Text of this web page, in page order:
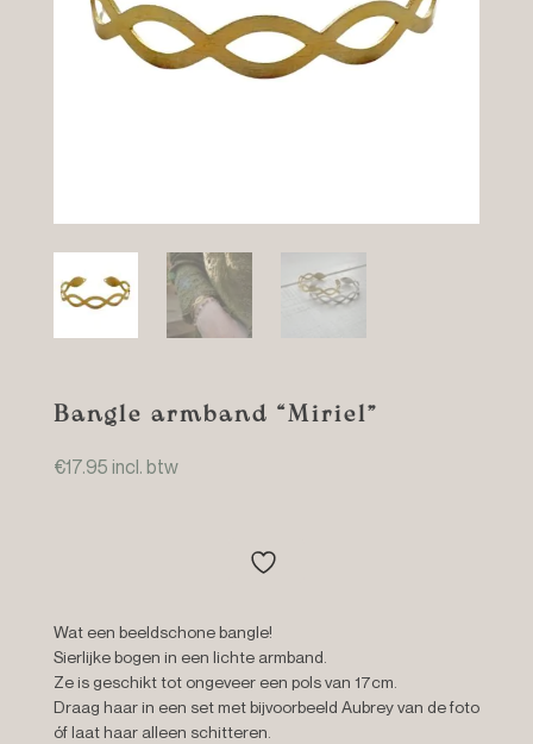
Bangle armband “Miriel”
€17.95 incl. btw
Wat een beeldschone bangle!
Sierlijke bogen in een lichte armband.
Ze is geschikt tot ongeveer een pols van 17cm.
Draag haar in een set met bijvoorbeeld Aubrey van de foto
óf laat haar alleen schitteren.